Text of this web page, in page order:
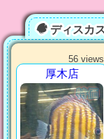
ディスカ
56 views
厚木店